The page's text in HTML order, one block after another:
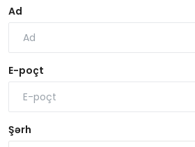
Ad
E-poçt
Şərh